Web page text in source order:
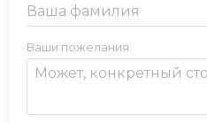
Ваши пожелания: